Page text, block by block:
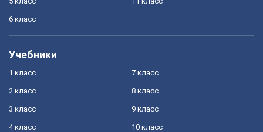
6 класс
Учебники
1 класс
2 класс
3 класс
4 класс
7 класс
8 класс
9 класс
10 класс